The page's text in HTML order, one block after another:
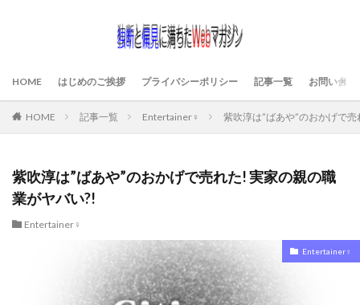
HOME はじめのご挨拶 プライバシーポリシー 記事一覧 お問い合わ
HOME 記事一覧 Entertainer♀ 紫吹淳は”ばあや”のおかげで
紫吹淳は”ばあや”のおかげで売れた! 実家の親の職
業がヤバい?!
Entertainer♀
Entertainer♀